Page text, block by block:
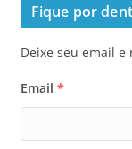
Fique por
Deixe seu email e
Email *